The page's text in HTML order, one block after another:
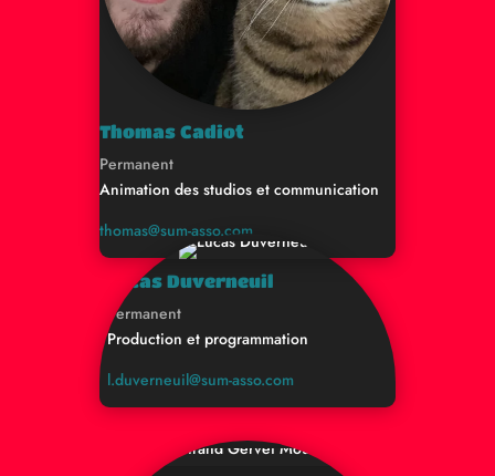
Thomas Cadiot
Permanent
Animation des studios et communication
thomas@sum-asso.com
Lucas Duverneuil
Permanent
Production et programmation
l.duverneuil@sum-asso.com